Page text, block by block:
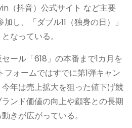
（抖音）公式サイト など主要
し、「ダブル11（独身の日）」
なっている。
ール「618」の本番まで1カ月を
ォームではすでに第1弾キャン
年は売上拡大を狙った値下げ競
ンド価値の向上や顧客との長期
きが広がっている。